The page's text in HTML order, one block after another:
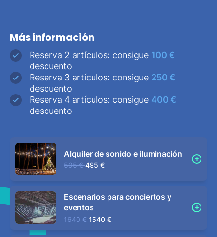
Más información
Reserva 2 artículos: consigue 100 €
descuento
Reserva 3 artículos: consigue 250 €
descuento
Reserva 4 artículos: consigue 400 €
descuento
Alquiler de sonido e iluminación
595 € 495 €
Escenarios para conciertos y
eventos
1640 € 1540 €